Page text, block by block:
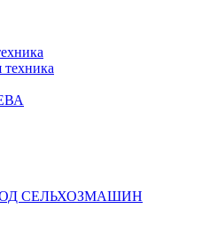
СЕЛЬХОЗМАШИН